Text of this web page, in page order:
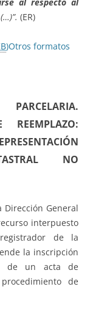
(ER)
)Otros formatos
NO
Dirección General
interpuesto
de la
la inscripción
de un acta de
de